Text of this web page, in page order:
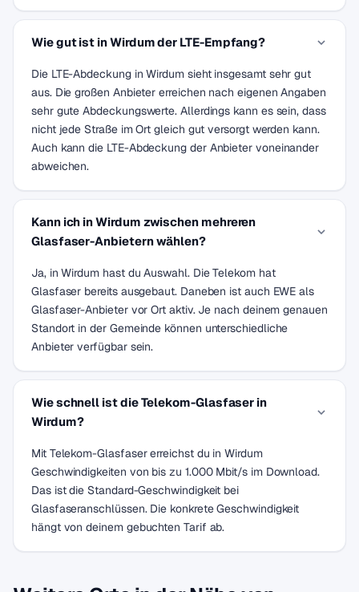
Wie gut ist in Wirdum der LTE-Empfang?
Die LTE-Abdeckung in Wirdum sieht insgesamt sehr gut
aus. Die großen Anbieter erreichen nach eigenen Angaben
sehr gute Abdeckungswerte. Allerdings kann es sein, dass
nicht jede Straße im Ort gleich gut versorgt werden kann.
Auch kann die LTE-Abdeckung der Anbieter voneinander
abweichen.
Kann ich in Wirdum zwischen mehreren
Glasfaser-Anbietern wählen?
Ja, in Wirdum hast du Auswahl. Die Telekom hat
Glasfaser bereits ausgebaut. Daneben ist auch EWE als
Glasfaser-Anbieter vor Ort aktiv. Je nach deinem genauen
Standort in der Gemeinde können unterschiedliche
Anbieter verfügbar sein.
Wie schnell ist die Telekom-Glasfaser in
Wirdum?
Mit Telekom-Glasfaser erreichst du in Wirdum
Geschwindigkeiten von bis zu 1.000 Mbit/s im Download.
Das ist die Standard-Geschwindigkeit bei
Glasfaseranschlüssen. Die konkrete Geschwindigkeit
hängt von deinem gebuchten Tarif ab.